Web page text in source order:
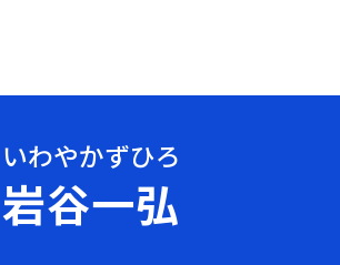
岩谷一弘